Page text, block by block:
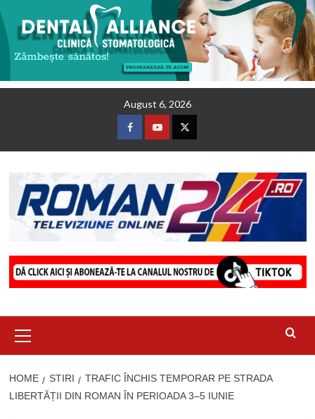
August 6, 2026
FacebookYoutubeTwitter
Menu
HOME STIRI
TRAFIC ÎNCHIS TEMPORAR PE STRADA
LIBERTĂȚII DIN ROMAN ÎN PERIOADA 3–5 IUNIE